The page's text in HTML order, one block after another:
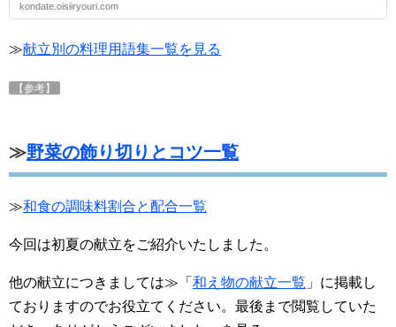
kondate.oisiiryouri.com
≫献立別の料理用語集一覧を見る
【参考】
≫野菜の飾り切りとコツ一覧
≫和食の調味料割合と配合一覧
今回は初夏の献立をご紹介いたしました。
他の献立につきましては≫「 和え物の献立一覧 」に掲載し
ておりますのでお役立てください。最後まで閲覧していた